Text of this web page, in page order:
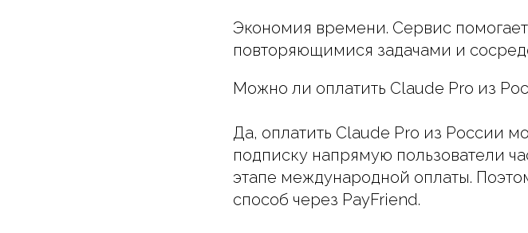
Экономия времени. Сервис
повторяющимися задачами и
Можно ли оплатить Claude Pro из
Да, оплатить Claude Pro из России
подписку напрямую пользователи
этапе международной оплаты.
способ через PayFriend.